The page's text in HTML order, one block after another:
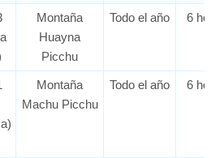
Montaña
Huayna
Picchu
Todo el año 6
Montaña
Machu Picchu
Todo el año 6